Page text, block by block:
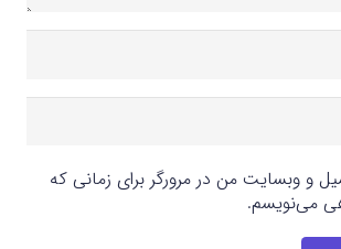
و وبسایت من در مرورگر برای زمانی که
می‌نویسم.